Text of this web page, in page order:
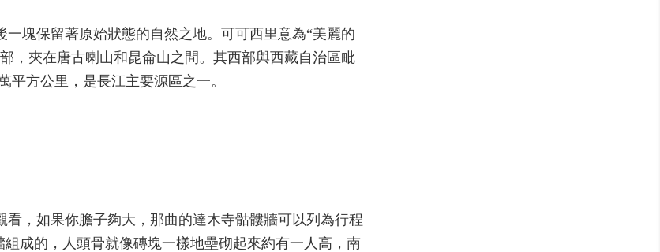
塊保留著原始狀態的自然之地。可可西里意為“美麗的
，夾在唐古喇山和昆侖山之間。其西部與西藏自治區毗
平方公里，是長江主要源區之一。
，如果你膽子夠大，那曲的達木寺骷髏牆可以列為行程
成的，人頭骨就像磚塊一樣地壘砌起來約有一人高，南